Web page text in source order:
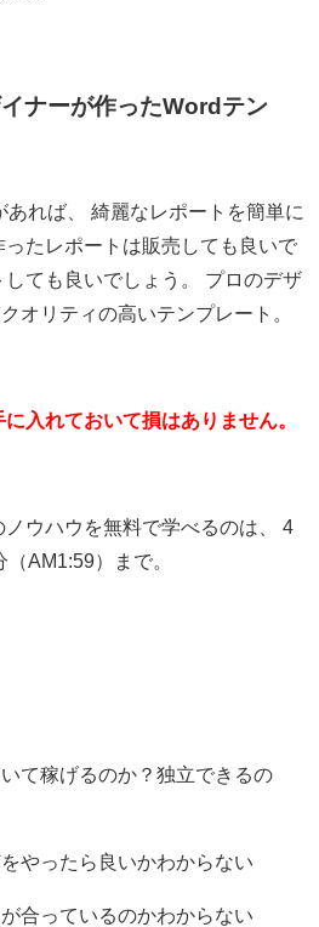
イナーが作ったWordテン
あれば、 綺麗なレポートを簡単に
たレポートは販売しても良いで
ても良いでしょう。 プロのデザ
オリティの高いテンプレート。
入れておいて損はありません。
ノウハウを無料で学べるのは、 4
AM1:59）まで。
て稼げるのか？独立できるの
やったら良いかわからない
合っているのかわからない